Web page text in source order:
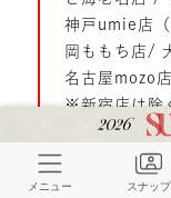
神戸umie店
岡ももち店/
名古屋mozo店
※新宿店は除
J.S.
町田モディ
メニュー スナップ